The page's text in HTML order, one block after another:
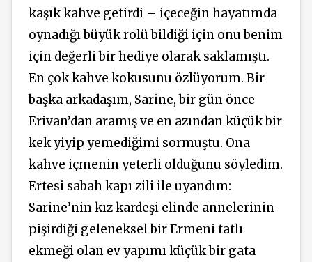
kaşık kahve getirdi – içeceğin hayatımda
oynadığı büyük rolü bildiği için onu benim
için değerli bir hediye olarak saklamıştı.
En çok kahve kokusunu özlüyorum. Bir
başka arkadaşım, Sarine, bir gün önce
Erivan’dan aramış ve en azından küçük bir
kek yiyip yemediğimi sormuştu. Ona
kahve içmenin yeterli olduğunu söyledim.
Ertesi sabah kapı zili ile uyandım:
Sarine’nin kız kardeşi elinde annelerinin
pişirdiği geleneksel bir Ermeni tatlı
ekmeği olan ev yapımı küçük bir gata